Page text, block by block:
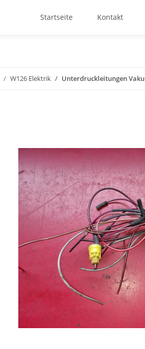
Startseite Kontakt
W126 Elektrik Unterdruckleitungen